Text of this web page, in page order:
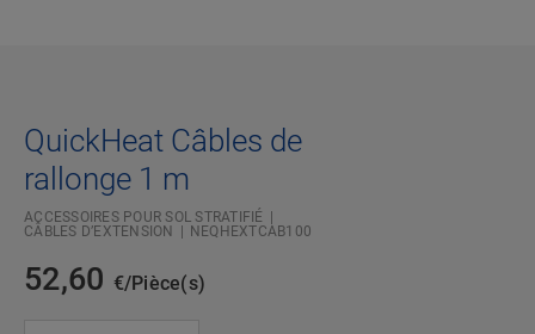
QuickHeat Câbles de
rallonge 1 m
ACCESSOIRES POUR SOL STRATIFIÉ
CÂBLES D’EXTENSION
NEQHEXTCAB100
52,60 €/Pièce(s)